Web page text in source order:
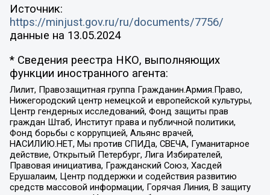
Источник:
https://minjust.gov.ru/ru/documents/7756/
данные на 13.05.2024
* Сведения реестра НКО, выполняющих
функции иностранного агента:
Лилит, Правозащитная группа Гражданин.Армия.Право,
Нижегородский центр немецкой и европейской культуры,
Центр гендерных исследований, Фонд защиты прав
граждан Штаб, Институт права и публичной политики,
Фонд борьбы с коррупцией, Альянс врачей,
НАСИЛИЮ.НЕТ, Мы против СПИДа, СВЕЧА, Гуманитарное
действие, Открытый Петербург, Лига Избирателей,
Правовая инициатива, Гражданский Союз, Хасдей
Ерушалаим, Центр поддержки и содействия развитию
средств массовой информации, Горячая Линия, В защиту